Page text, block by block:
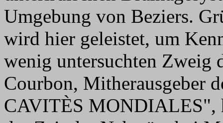
Umgebung von Beziers.
wird hier geleistet, um
wenig untersuchten Zweig
Courbon, Mitherausgeber
CAVITÈS MONDIALES",